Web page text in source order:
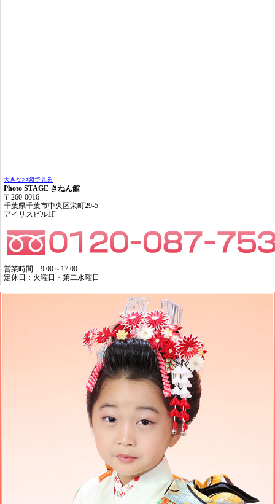
大きな地図で見る
Photo STAGE きねん館
〒260-0016
千葉県千葉市中央区栄町29-5
アイリスビル1F
営業時間 9:00～17:00
定休日：火曜日・第二水曜日